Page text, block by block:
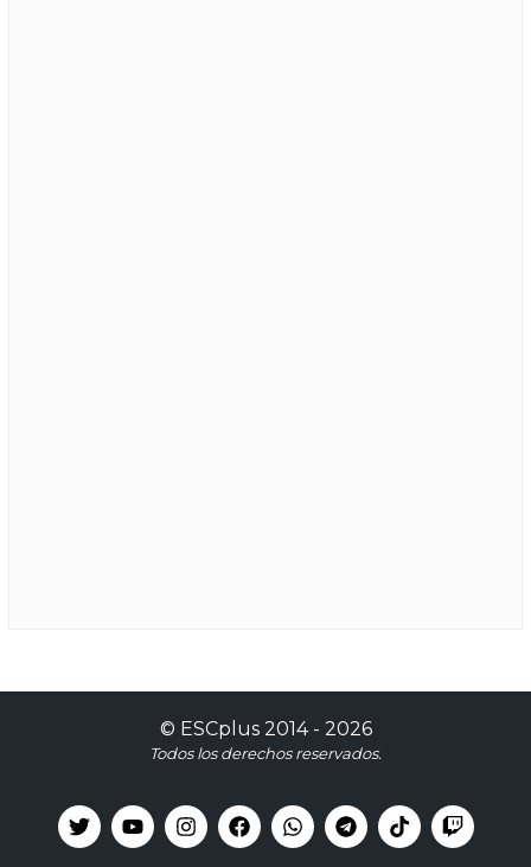
© ESCplus2014 - 2026
Todos los derechos reservados.